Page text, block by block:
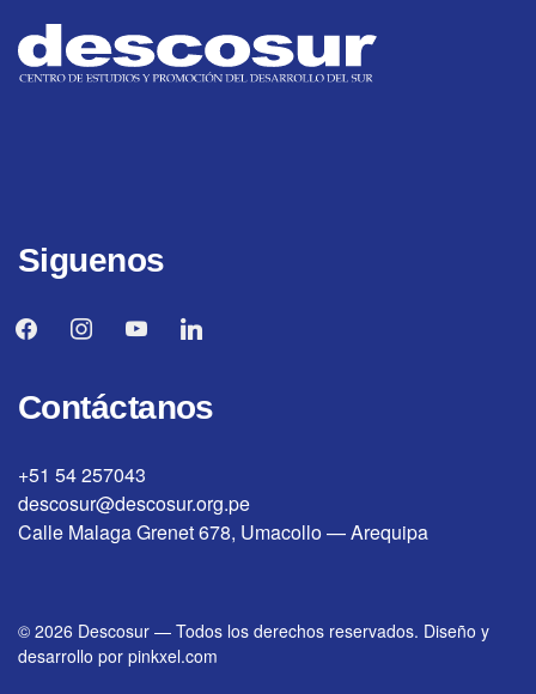
Siguenos
facebookinstagramyoutubelinkedin
Contáctanos
+51 54 257043
descosur@descosur.org.pe
Calle Malaga Grenet 678, Umacollo — Arequipa
© 2026 Descosur — Todos los derechos reservados. Diseño y
desarrollo por pinkxel.com